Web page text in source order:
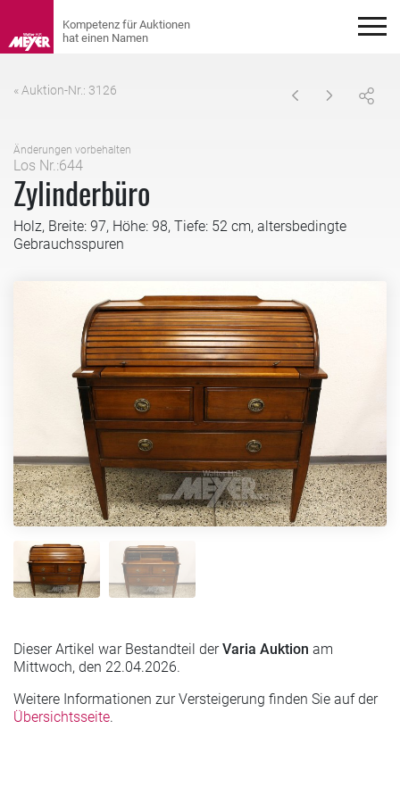
« Auktion-Nr.: 3126
Änderungen vorbehalten
Los Nr.:644
Zylinderbüro
Holz, Breite: 97, Höhe: 98, Tiefe: 52 cm, altersbedingte
Gebrauchsspuren
Dieser Artikel war Bestandteil derVaria Auktion am
Mittwoch, den 22.04.2026.
Weitere Informationen zur Versteigerung finden Sie auf der
Übersichtsseite.